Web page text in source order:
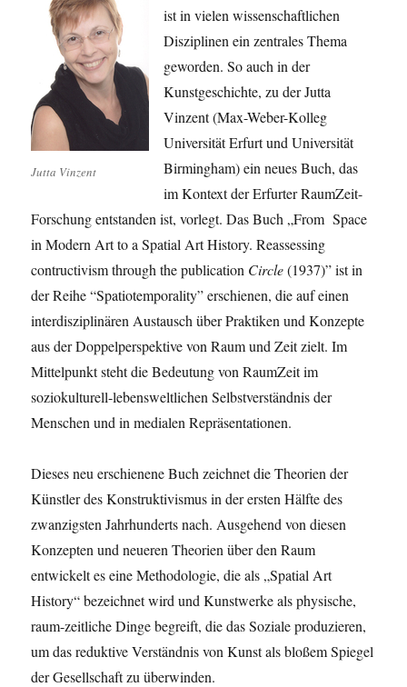
Jutta Vinzent
ist in vielen wissenschaftlichen
Disziplinen ein zentrales Thema
geworden. So auch in der
Kunstgeschichte, zu der Jutta
Vinzent (Max-Weber-Kolleg
Universität Erfurt und Universität
Birmingham) ein neues Buch, das
im Kontext der Erfurter RaumZeit-
Forschung entstanden ist, vorlegt. Das Buch „From Space
in Modern Art to a Spatial Art History. Reassessing
contructivism through the publication Circle(1937)” ist in
der Reihe “Spatiotemporality” erschienen, die auf einen
interdisziplinären Austausch über Praktiken und Konzepte
aus der Doppelperspektive von Raum und Zeit zielt. Im
Mittelpunkt steht die Bedeutung von RaumZeit im
soziokulturell-lebensweltlichen Selbstverständnis der
Menschen und in medialen Repräsentationen.
Dieses neu erschienene Buch zeichnet die Theorien der
Künstler des Konstruktivismus in der ersten Hälfte des
zwanzigsten Jahrhunderts nach. Ausgehend von diesen
Konzepten und neueren Theorien über den Raum
entwickelt es eine Methodologie, die als „Spatial Art
History“ bezeichnet wird und Kunstwerke als physische,
raum-zeitliche Dinge begreift, die das Soziale produzieren,
um das reduktive Verständnis von Kunst als bloßem Spiegel
der Gesellschaft zu überwinden.